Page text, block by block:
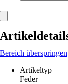
Bereich überspringen
Artikeltyp
Feder